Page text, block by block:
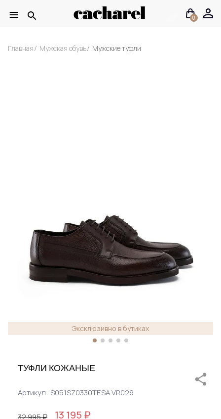
0
Главная Мужская обувь Мужские туфли
Эксклюзивно в бутиках
ТУФЛИ КОЖАНЫЕ
Артикул S051SZ0330TESA.VR029
32 995 ₽ 13 195 ₽